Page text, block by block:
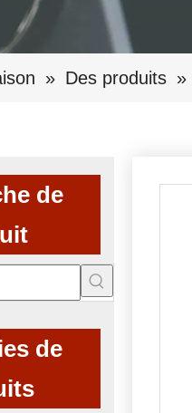
» Des produits »
de
de